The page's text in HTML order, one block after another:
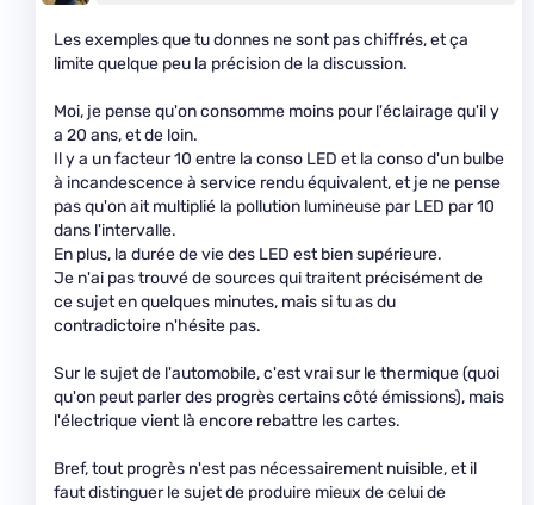
Les exemples que tu donnes ne sont pas chiffrés, et ça
limite quelque peu la précision de la discussion.
Moi, je pense qu'on consomme moins pour l'éclairage qu'il y
a 20 ans, et de loin.
Il y a un facteur 10 entre la conso LED et la conso d'un bulbe
à incandescence à service rendu équivalent, et je ne pense
pas qu'on ait multiplié la pollution lumineuse par LED par 10
dans l'intervalle.
En plus, la durée de vie des LED est bien supérieure.
Je n'ai pas trouvé de sources qui traitent précisément de
ce sujet en quelques minutes, mais si tu as du
contradictoire n'hésite pas.
Sur le sujet de l'automobile, c'est vrai sur le thermique (quoi
qu'on peut parler des progrès certains côté émissions), mais
l'électrique vient là encore rebattre les cartes.
Bref, tout progrès n'est pas nécessairement nuisible, et il
faut distinguer le sujet de produire mieux de celui de